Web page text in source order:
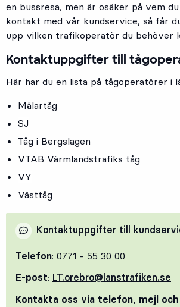
en bussresa, men är osäker på vem
kontakt med vår kundservice, så får
upp vilken trafikoperatör du behöver
Kontaktuppgifter till
Här har du en lista på tågoperatörer i
Mälartåg
SJ
Tåg i Bergslagen
VTAB Värmlandstrafiks tåg
VY
Västtåg
Kontaktuppgifter till
Telefon: 0771 - 55 30 00
E-post: LT.orebro@lanstrafiken.se
Kontakta oss via telefon, mejl och